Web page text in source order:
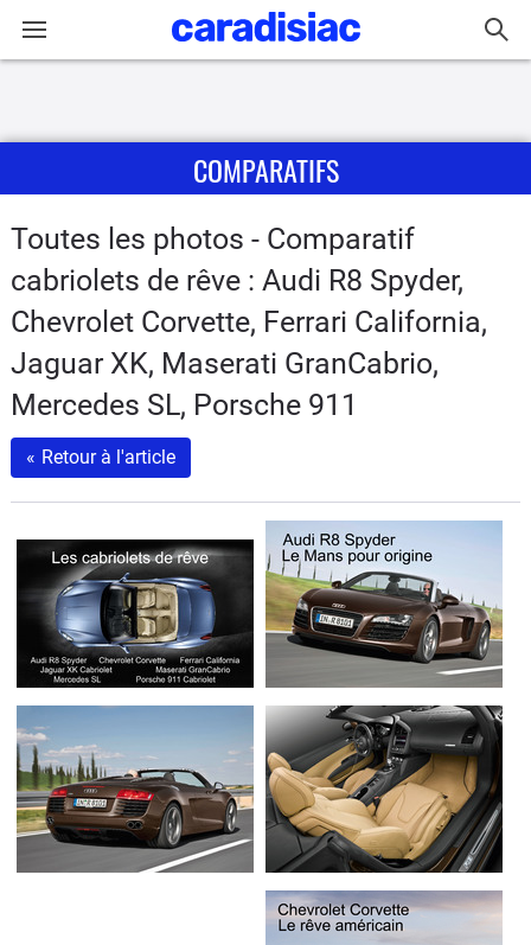
Actu
Essais
Guide
d'achat
Electriques
Utilitaires
Flottes
Auto
Services
Forum
Moto
Marques
COMPARATIFS
Toutes les photos - Comparatif
cabriolets de rêve : Audi R8 Spyder,
Chevrolet Corvette, Ferrari California,
Jaguar XK, Maserati GranCabrio,
Mercedes SL, Porsche 911
« Retour à l'article